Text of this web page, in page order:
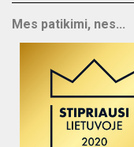
Mes patikimi, nes...